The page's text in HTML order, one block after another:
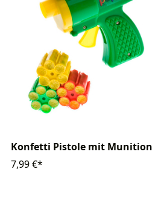
Konfetti Pistole mit Munition
7,99 €*